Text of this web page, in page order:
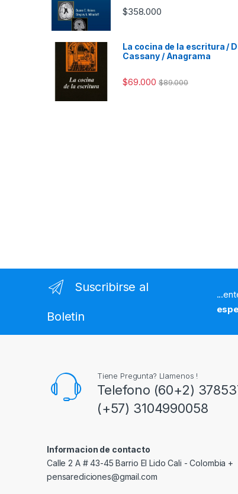
$358.000
La cocina de la escritura /
Cassany / Anagrama
$69.000 $89.000
Suscribirse al
Boletin
Tiene Pregunta? Llamenos !
Telefono (60+2)
(+57) 3104990058
Informacion de contacto
Calle 2 A # 43-45 Barrio El Lido Cali - Colombia +
pensarediciones@gmail.com